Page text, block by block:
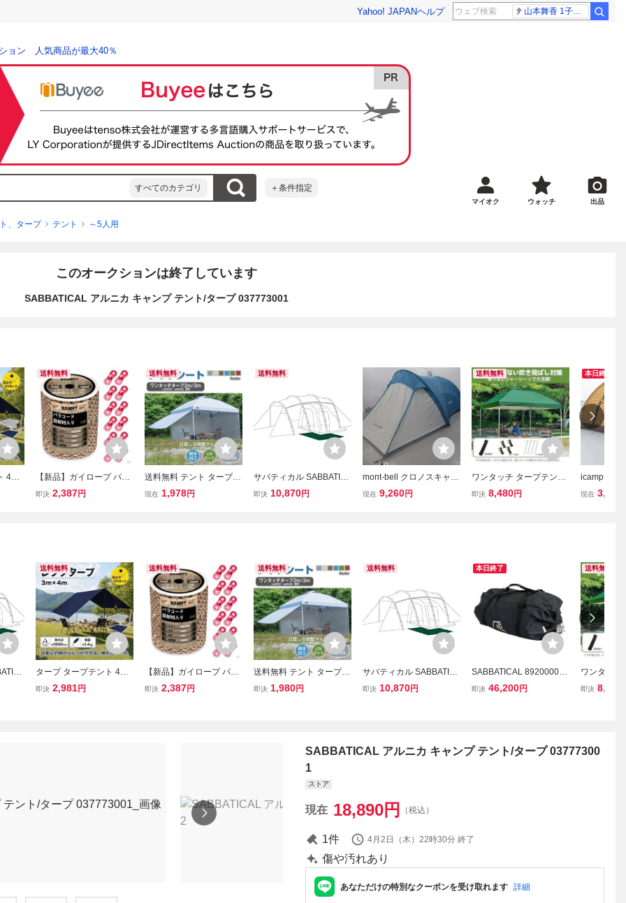
Yahoo! JAPANヘルプ 山本舞香 1子出産
ョン 人気商品が最大40％
すべてのカテゴリ ＋条件指定
マイオク ウォッチ 出品
、タープ テント ～5人用
このオークションは終了しています
SABBATICAL アルニカ キャンプ テント/タープ 037773001
4m
送料無料
【新品】ガイロープ パラ
コード 反射 5mm - テント
即決 2,387円
送料無料
送料無料 テント タープ
シート サイドシート 3m
現在 1,978円
送料無料
サバティカル SABBATIC
AL テント アルニカ キャ
即決 10,870円
mont-bell クロノスキャビ
ン4 キャンプ テント/ター
現在 9,260円
送料無料
ワンタッチ タープテント
大型 テント キャンプテン
即決 8,480円
本日終了
icamp Solo
ドームテン
現在 3,025
送料無料
タープ タープテント 4m
3m テント てんと 軽量タ
即決 2,981円
送料無料
【新品】ガイロープ パラ
コード 反射 5mm - テント
即決 2,387円
送料無料
送料無料 テント タープ
シート サイドシート 3m
即決 1,980円
送料無料
サバティカル SABBATIC
AL テント アルニカ キャ
即決 10,870円
本日終了
SABBATICAL 892000040
47000 サバティカル ツー
即決 46,200円
送料無料
ワンタッチ
大型 テン
即決 8,480
SABBATICAL アルニカ キャンプ テント/タープ 03777300
1
ストア
現在 18,890円 （税込）
1件 4月2日（木）22時30分 終了
傷や汚れあり
あなただけの特別なクーポンを受け取れます 詳細